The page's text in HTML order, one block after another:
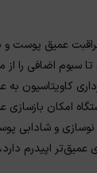
مراقبت عمیق
سبوم اضافی را از
کاویتاسیون
امکان بازسازی
- نوسازی و
اپیدرم